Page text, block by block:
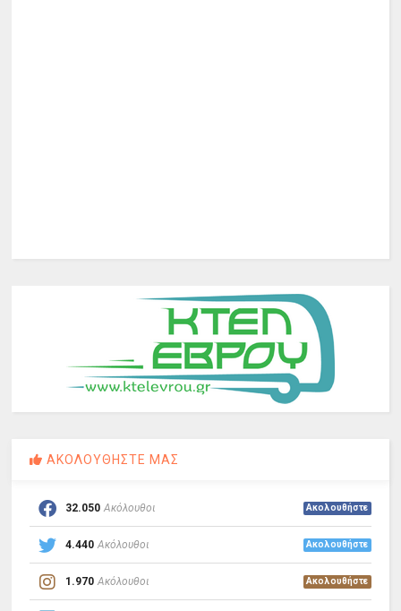
ΑΚΟΛΟΥΘΗΣΤΕ ΜΑΣ
32.050 Ακόλουθοι Ακολουθήστε
4.440 Ακόλουθοι Ακολουθήστε
1.970 Ακόλουθοι Ακολουθήστε